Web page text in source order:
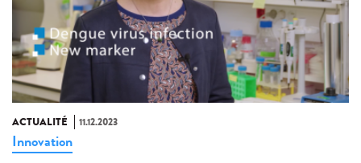
ACTUALITÉ 11.12.2023
Innovation